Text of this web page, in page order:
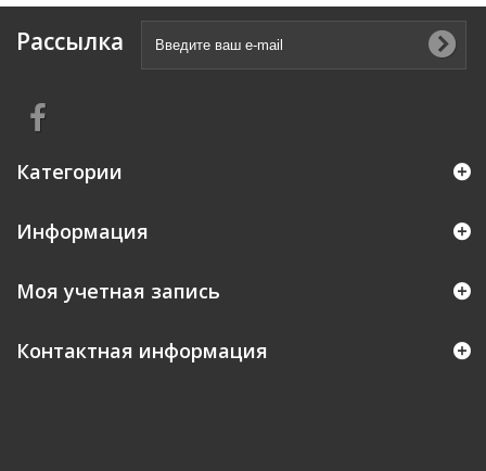
Рассылка
Категории
Информация
Моя учетная запись
Контактная информация